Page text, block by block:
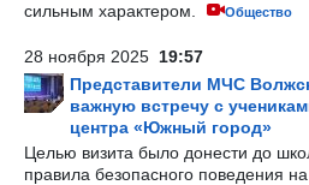
сильным характером.
Общество
28 ноября 2025 19:57
Представители МЧС
важную встречу с
центра «Южный город»
Целью визита было донести до
правила безопасного поведения